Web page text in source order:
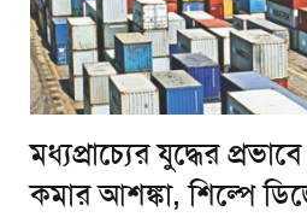
মধ্যপ্রাচ্যের যুদ্ধের
কমার আশঙ্কা, শিল্পে